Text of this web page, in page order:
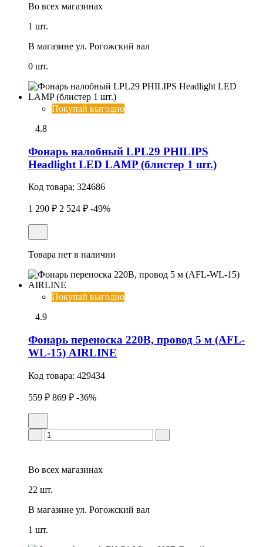
Во всех магазинах
1 шт.
В магазине ул. Рогожский вал
0 шт.
Покупай выгодно
4.8
Фонарь налобный LPL29 PHILIPS
Headlight LED LAMP (блистер 1 шт.)
Код товара: 324686
1 290 ₽ 2 524 ₽ -49%
Товара нет в наличии
Покупай выгодно
4.9
Фонарь переноска 220В, провод 5 м (AFL-
WL-15) AIRLINE
Код товара: 429434
559 ₽ 869 ₽ -36%
Во всех магазинах
22 шт.
В магазине ул. Рогожский вал
1 шт.